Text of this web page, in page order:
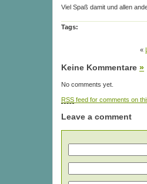
Viel Spaß damit und allen
Tags:
«
Keine Kommentare »
No comments yet.
RSS feed for comments on
Leave a comment